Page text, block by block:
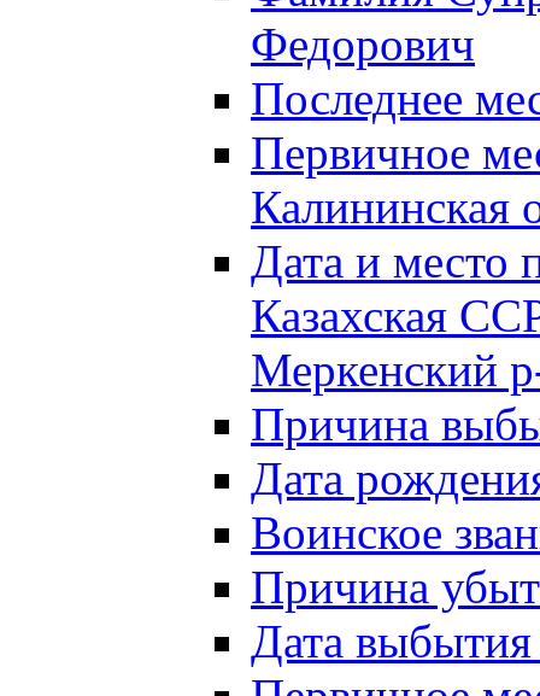
Федорович
Последнее
Первичное
Калининская
Дата и
Казахская
Меркенский
Причина
Дата
Воинское
Причина
Дата